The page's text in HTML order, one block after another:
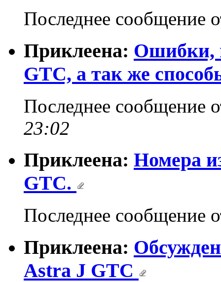
Последнее сообщение
Приклеена: Ошибки,
GTC, а так же
Последнее сообщение
23:02
Приклеена: Номера
GTC.
Последнее сообщение
Приклеена:
Astra J GTC